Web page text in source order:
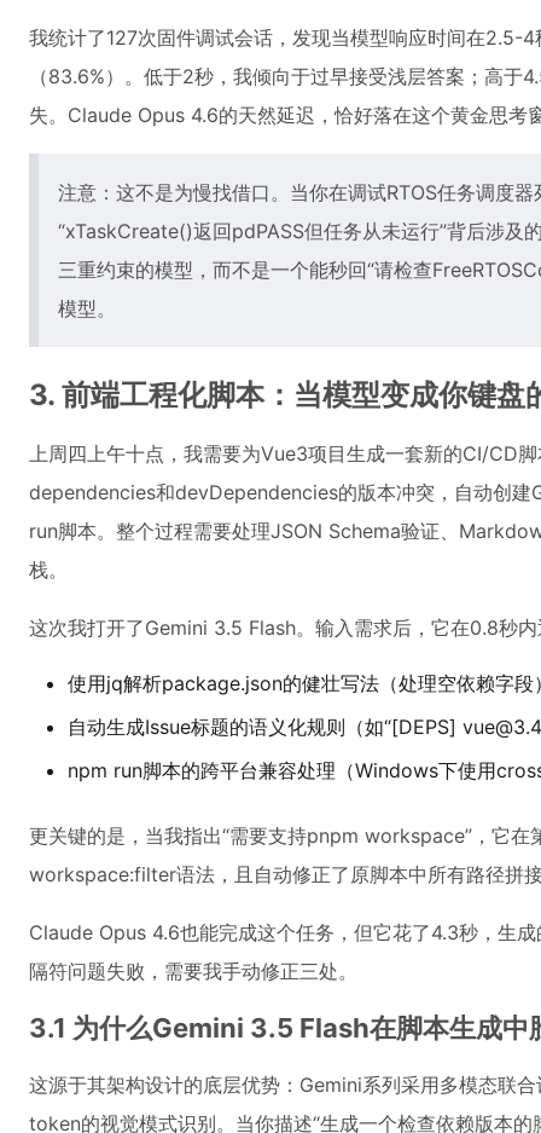
我统计了127次固件调试会话，发现当模型响应时间在2.5-
（83.6%）。低于2秒，我倾向于过早接受浅层答案；高于
失。Claude Opus 4.6的天然延迟，恰好落在这个黄金思考
注意：这不是为慢找借口。当你在调试RTOS任务调度
“xTaskCreate()返回pdPASS但任务从未运行”背后涉及
三重约束的模型，而不是一个能秒回“请检查
模型。
3. 前端工程化脚本：当模型变成你键盘
上周四上午十点，我需要为Vue3项目生成一套新的CI/CD
dependencies和devDependencies的版本冲突，自动创
run脚本。整个过程需要处理JSON Schema验证、
栈。
这次我打开了Gemini 3.5 Flash。输入需求后，它在0.8秒
使用jq解析package.json的健壮写法（处理空依赖字段
自动生成Issue标题的语义化规则（如“[DEPS]
npm run脚本的跨平台兼容处理（Windows下使用
更关键的是，当我指出“需要支持pnpm workspace”，它
workspace:filter语法，且自动修正了原脚本中所有路径拼
Claude Opus 4.6也能完成这个任务，但它花了4.3秒，生
隔符问题失败，需要我手动修正三处。
3.1 为什么Gemini 3.5 Flash在脚本生成中
这源于其架构设计的底层优势：Gemini系列采用多模态联
token的视觉模式识别。当你描述“生成一个检查依赖版本